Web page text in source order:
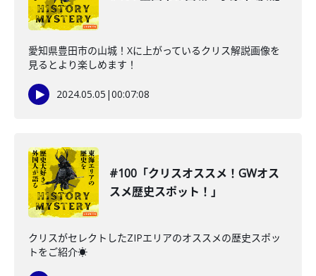
愛知県豊田市の山城！Xに上がっているクリス解説画像を
見るとより楽しめます！
2024.05.05 |00:07:08
#100「クリスオススメ！GWオス
スメ歴史スポット！」
クリスがセレクトしたZIPエリアのオススメの歴史スポッ
トをご紹介☀️